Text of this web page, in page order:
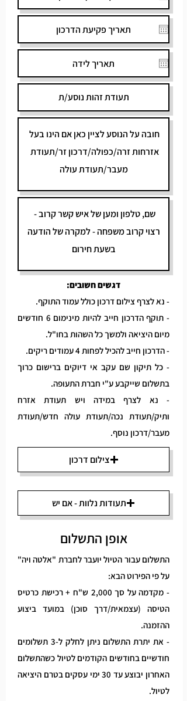
דגשים חשובים:
- נא לצרף צילום דרכון כולל עמוד התוקף.
- תוקף הדרכון חייב להיות מינימום 6 חודשים
מיום היציאה ולמשך כל השהות בחו"ל.
- הדרכון חייב להכיל לפחות 4 עמודים ריקים.
- כל תיקון שם עקב אי דיוקים ברישום כרוך
בתשלום שייקבע ע"י חברת התעופה.
- נא לצרף במידה ויש תעודת אזרח
ותיק/תעודת נכה/תעודת עולה חדש/תעודת
מעבר/דרכון נוסף.
צילום דרכון
תעודות נלוות - אם יש
אופן התשלום
התשלום עבור הטיול יועבר לחברת "אלטה ויה"
על פי הפירוט הבא:
- מקדמה על סך 2,000 ש"ח + רכישת כרטיס
הטיסה (עצמאית/דרך סוכן) במועד ביצוע
ההזמנה.
- את יתרת התשלום ניתן לחלק ל-3 תשלומים
חודשיים בחודשים הקודמים לטיול כשהתשלום
האחרון יבוצע עד 30 ימי עסקים בטרם היציאה
לטיול.